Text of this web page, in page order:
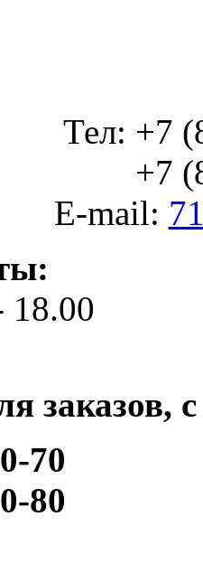
Тел: +7
+7
E-mail:
заказов,
70
80